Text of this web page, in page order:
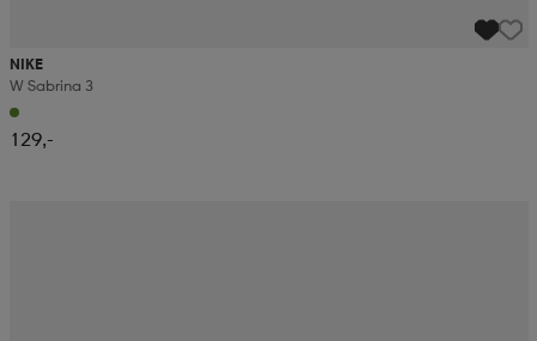
NIKE
W Sabrina 3
129,-